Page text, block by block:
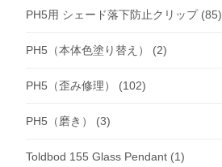
PH5用 シェード落下防止クリップ(85)
PH5（本体色塗り替え） (2)
PH5（歪み修理） (102)
PH5（磨き） (3)
Toldbod 155 Glass Pendant (1)